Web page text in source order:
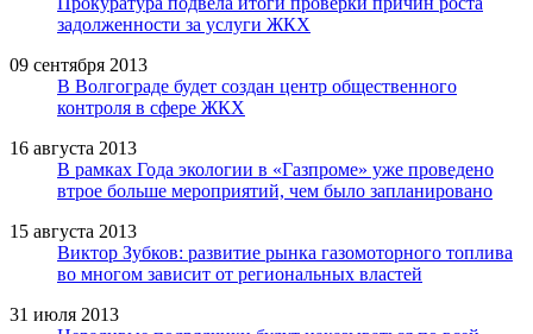
задолженности за услуги ЖКХ
09 сентября 2013
В Волгограде будет создан центр общественного
контроля в сфере ЖКХ
16 августа 2013
В рамках Года экологии в «Газпроме» уже проведено
втрое больше мероприятий, чем было запланировано
15 августа 2013
Виктор Зубков: развитие рынка газомоторного топлива
во многом зависит от региональных властей
31 июля 2013